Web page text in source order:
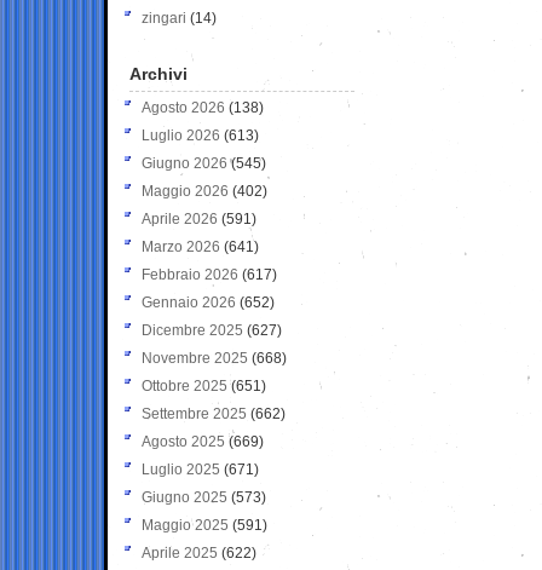
zingari (14)
Archivi
Agosto 2026 (138)
Luglio 2026 (613)
Giugno 2026 (545)
Maggio 2026 (402)
Aprile 2026 (591)
Marzo 2026 (641)
Febbraio 2026 (617)
Gennaio 2026 (652)
Dicembre 2025 (627)
Novembre 2025 (668)
Ottobre 2025 (651)
Settembre 2025 (662)
Agosto 2025 (669)
Luglio 2025 (671)
Giugno 2025 (573)
Maggio 2025 (591)
Aprile 2025 (622)